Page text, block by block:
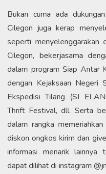
Bukan cuma ada
Cilegon juga kerap
seperti menyelenggarakan
Cilegon, bekerjasama
dalam program Siap Antar
dengan Kejaksaan Negeri
Ekspedisi Tilang (SI
Thrift Festival, dll. Serta
dalam rangka
diskon ongkos kirim dan
informasi menarik lainnya
dapat dilihat di instagram